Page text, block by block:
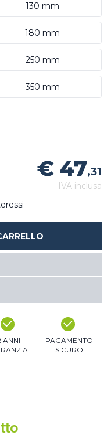
130 mm
180 mm
250 mm
350 mm
€ 47,31
IVA inclusa
ANNI
PAGAMENTO
SICURO